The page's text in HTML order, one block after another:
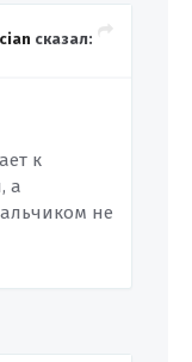
сказал:
к
а
не